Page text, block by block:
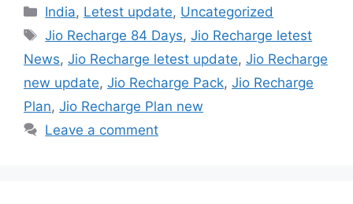
Categories
India, Letest update, Uncategorized
Tags
Jio Recharge 84 Days,Jio Recharge letest
News, Jio Recharge letest update, Jio Recharge
new update, Jio Recharge Pack, Jio Recharge
Plan, Jio Recharge Plan new
Leave a comment